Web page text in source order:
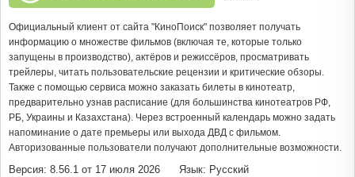
Официальный клиент от сайта "КиноПоиск" позволяет получать
информацию о множестве фильмов (включая те, которые только
запущены в производство), актёров и режиссёров, просматривать
трейлеры, читать пользовательские рецензии и критические обзоры.
Также с помощью сервиса можно заказать билеты в кинотеатр,
предварительно узнав расписание (для большинства кинотеатров РФ,
РБ, Украины и Казахстана). Через встроенный календарь можно задать
напоминание о дате премьеры или выхода ДВД с фильмом.
Авторизованные пользователи получают дополнительные возможности.
Версия: 8.56.1 от 17 июля 2026
Язык: Русский